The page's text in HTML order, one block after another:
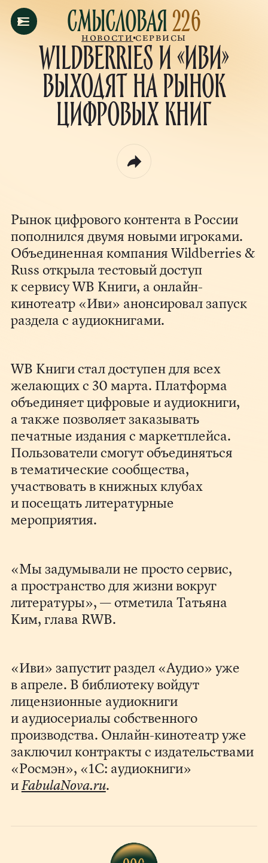
Смысловая226
Новости Сервисы
Wildberries и «Иви»
выходят на рынок
цифровых книг
Рынок цифрового контента в России
пополнился двумя новыми игроками.
Объединенная компания Wildberries &
Russ открыла тестовый доступ
к сервису WB Книги, а онлайн-
кинотеатр «Иви» анонсировал запуск
раздела с аудиокнигами.
WB Книги стал доступен для всех
желающих с 30 марта. Платформа
объединяет цифровые и аудиокниги,
а также позволяет заказывать
печатные издания с маркетплейса.
Пользователи смогут объединяться
в тематические сообщества,
участвовать в книжных клубах
и посещать литературные
мероприятия.
«Мы задумывали не просто сервис,
а пространство для жизни вокруг
литературы», — отметила Татьяна
Ким, глава RWB.
«Иви» запустит раздел «Аудио» уже
в апреле. В библиотеку войдут
лицензионные аудиокниги
и аудиосериалы собственного
производства. Онлайн-кинотеатр уже
заключил контракты с издательствами
«Росмэн», «1С: аудиокниги»
иFabulaNova.ru.